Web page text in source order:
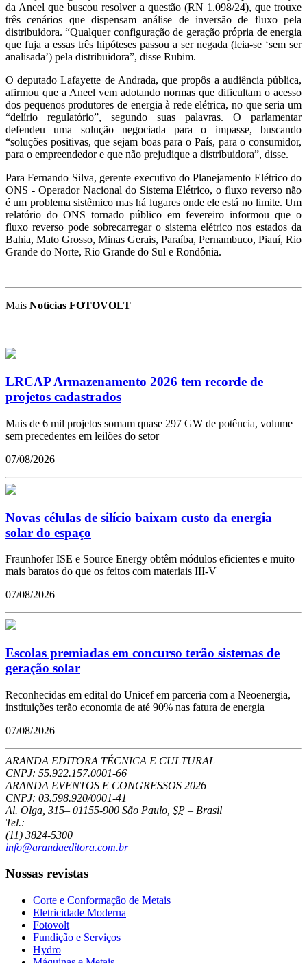
da Aneel que buscou resolver a questão (RN 1.098/24), que trouxe
três cenários que dispensam análise de inversão de fluxo pela
distribuidora. “Qualquer configuração de geração própria de energia
que fuja a essas três hipóteses passou a ser negada (leia-se ‘sem ser
analisada’) pela distribuidora”, disse Rubim.
O deputado Lafayette de Andrada, que propôs a audiência pública,
afirmou que a Aneel vem adotando normas que dificultam o acesso
dos pequenos produtores de energia à rede elétrica, no que seria um
“delírio regulatório”, segundo suas palavras. O parlamentar
defendeu uma solução negociada para o impasse, buscando
“soluções positivas, que sejam boas para o País, para o consumidor,
para o empreendedor e que não prejudique a distribuidora”, disse.
Para Fernando Silva, gerente executivo do Planejamento Elétrico do
ONS - Operador Nacional do Sistema Elétrico, o fluxo reverso não
é um problema sistêmico mas há lugares onde ele está no limite. Um
relatório do ONS tornado público em fevereiro informou que o
fluxo reverso pode sobrecarregar o sistema elétrico nos estados da
Bahia, Mato Grosso, Minas Gerais, Paraíba, Pernambuco, Piauí, Rio
Grande do Norte, Rio Grande do Sul e Rondônia.
Mais Notícias FOTOVOLT
LRCAP Armazenamento 2026 tem recorde de
projetos cadastrados
Mais de 6 mil projetos somam quase 297 GW de potência, volume
sem precedentes em leilões do setor
07/08/2026
Novas células de silício baixam custo da energia
solar do espaço
Fraunhofer ISE e Source Energy obtêm módulos eficientes e muito
mais baratos do que os feitos com materiais III-V
07/08/2026
Escolas premiadas em concurso terão sistemas de
geração solar
Reconhecidas em edital do Unicef em parceria com a Neoenergia,
instituições terão economia de até 90% nas fatura de energia
07/08/2026
ARANDA EDITORA TÉCNICA E CULTURAL
CNPJ: 55.922.157.0001-66
ARANDA EVENTOS E CONGRESSOS 2026
CNPJ: 03.598.920/0001-41
Al. Olga, 315– 01155-900 São Paulo SP – Brasil
Tel.:
(11) 3824-5300
info@arandaeditora.com.br
Nossas revistas
Corte e Conformação de Metais
Eletricidade Moderna
Fotovolt
Fundição e Serviços
Hydro